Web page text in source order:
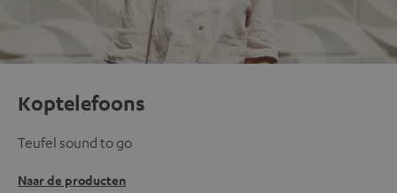
Koptelefoons
Teufel sound to go
Naar de producten